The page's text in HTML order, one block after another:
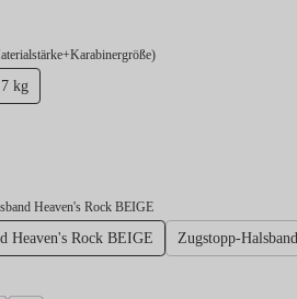
auswählen
kg
Heaven's Rock BEIGE
Heaven's Rock BEIGE Zugstopp-Halsband